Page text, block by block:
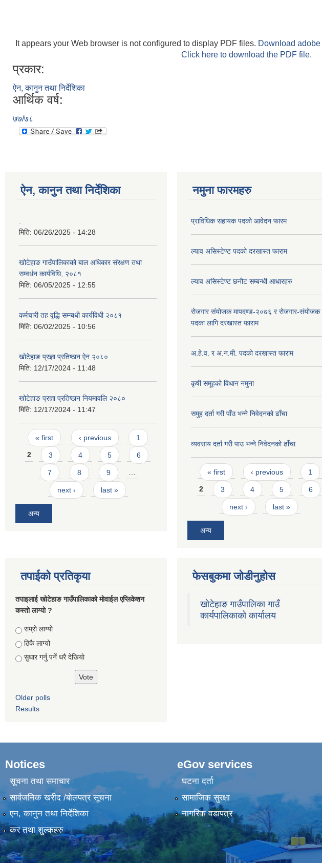
It appears your Web browser is not configured to display PDF files. Download
Click here to download the PDF file.
प्रकार:
ऐन, कानुन तथा निर्देशिका
आर्थिक वर्ष:
७७/७८
ऐन, कानुन तथा निर्देशिका
मिति: 06/26/2025 - 14:28
खोटेहाङ गाउँपालिकाको बाल अधिकार संरक्षण तथा
सम्वर्धन कार्यविधि, २०८१
मिति: 06/05/2025 - 12:55
कर्मचारी तह वृद्धि सम्न्बधी कार्यविधी २०८१
मिति: 06/02/2025 - 10:56
खोटेहाङ प्रज्ञा प्रतिष्ठान ऐन २०८०
मिति: 12/17/2024 - 11:48
खोटेहाङ प्रज्ञा प्रतिष्ठान नियमावलि २०८०
मिति: 12/17/2024 - 11:47
Pages
« first ‹ previous 1
2 3 4 5 6
7 8 9 …
next › last »
अन्य
नमुना फारमहरु
प्राविधिक सहायक पदको आवेदन फारम
ल्याव असिस्टेण्ट पदको दरखास्त फाराम
ल्याव असिस्टेण्ट छनौट सम्बन्धी आधारहरु
रोजगार संयोजक मापदण्ड-२०७६ र रोजगार-संयोजक
पदका लागि दरखास्त फाराम
अ.हे.व. र अ.न.मी. पदको दरखास्त फाराम
कृषी समूहको विधान नमुना
समुह दर्ता गरी पाँउ भन्ने निवेदनको ढाँचा
व्यवसाय दर्ता गरी पाउ भन्ने निवेदनको ढाँचा
Pages
« first ‹ previous 1
2 3 4 5 6
next › last »
अन्य
तपाईको प्रतिकृया
तपाइलाई खोटेहाङ गाउँपालिकाको माेवाईल एप्लिकेशन
कस्तो लाग्यो ?
Choices
राम्रो लाग्यो
ठिकै लाग्यो
सुधार गर्नु पर्ने धरै देखियाे
Older polls
Results
फेसबुकमा जोडीनुहोस
खोटेहाङ गाउँपालिका गाउँ
कार्यपालिकाको कार्यालय
Notices
सूचना तथा समाचार
सार्वजनिक खरीद /बोलपत्र सूचना
एन, कानुन तथा निर्देशिका
कर तथा शुल्कहरु
eGov services
घटना दर्ता
सामाजिक सुरक्षा
नागरिक वडापत्र